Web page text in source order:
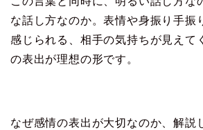
な話し方なのか。表情や身振り手振
感じられる、相手の気持ちが見えて
の表出が理想の形です。
なぜ感情の表出が大切なのか、解説